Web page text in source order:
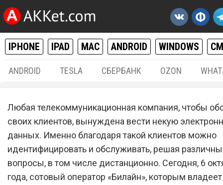
IPHONE IPAD MAC ANDROID WINDOWS
ANDROID TESLA СБЕРБАНК OZON
База данных абонентов
сотового оператора
попала в интернет
Любая телекоммуникационная компания, чтобы
своих клиентов, вынуждена вести некую
данных. Именно благодаря такой клиентов можно
идентифицировать и обслуживать, решая
вопросы, в том числе дистанционно. Сегодня, 6
года, сотовый оператор «Билайн», которым